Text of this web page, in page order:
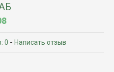
0 - Написать отзыв